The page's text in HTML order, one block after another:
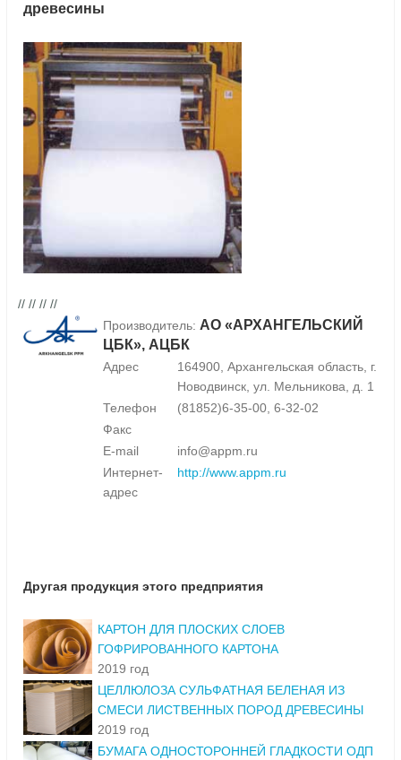
древесины
// // // //
Производитель: АО «АРХАНГЕЛЬСКИЙ
ЦБК», АЦБК
Адрес
164900, Архангельская область, г.
Новодвинск, ул. Мельникова, д. 1
Телефон
(81852)6-35-00, 6-32-02
Факс
E-mail
info@appm.ru
Интернет-
адрес
http://www.appm.ru
Другая продукция этого предприятия
КАРТОН ДЛЯ ПЛОСКИХ СЛОЕВ
ГОФРИРОВАННОГО КАРТОНА
2019 год
ЦЕЛЛЮЛОЗА СУЛЬФАТНАЯ БЕЛЕНАЯ ИЗ
СМЕСИ ЛИСТВЕННЫХ ПОРОД ДРЕВЕСИНЫ
2019 год
БУМАГА ОДНОСТОРОННЕЙ ГЛАДКОСТИ ОДП